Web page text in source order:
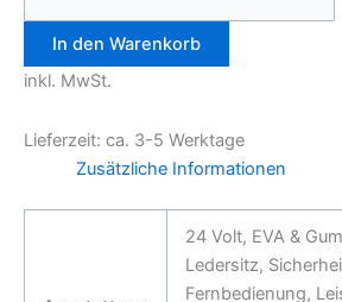
In den Warenkorb
inkl. MwSt.
Lieferzeit: ca. 3-5 Werktage
Zusätzliche Informationen
24 Volt, EVA &
Ledersitz,
Fernbedienung,